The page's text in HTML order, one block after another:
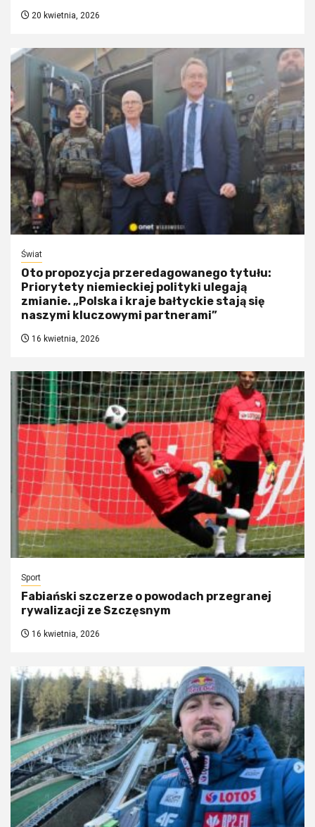
20 kwietnia, 2026
Świat
Oto propozycja przeredagowanego tytułu:
Priorytety niemieckiej polityki ulegają
zmianie. „Polska i kraje bałtyckie stają się
naszymi kluczowymi partnerami”
16 kwietnia, 2026
Sport
Fabiański szczerze o powodach przegranej
rywalizacji ze Szczęsnym
16 kwietnia, 2026